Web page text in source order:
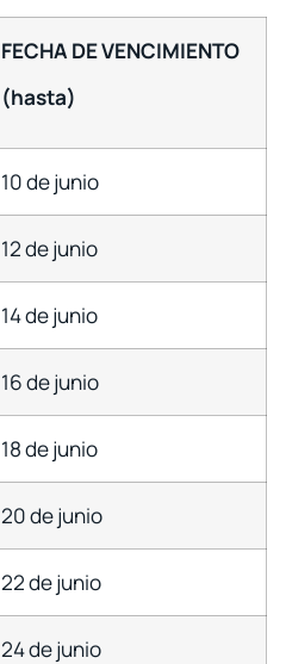
FECHA DE VENCIMIENTO
(hasta)
10 de junio
12 de junio
14 de junio
16 de junio
18 de junio
20 de junio
22 de junio
24 de junio